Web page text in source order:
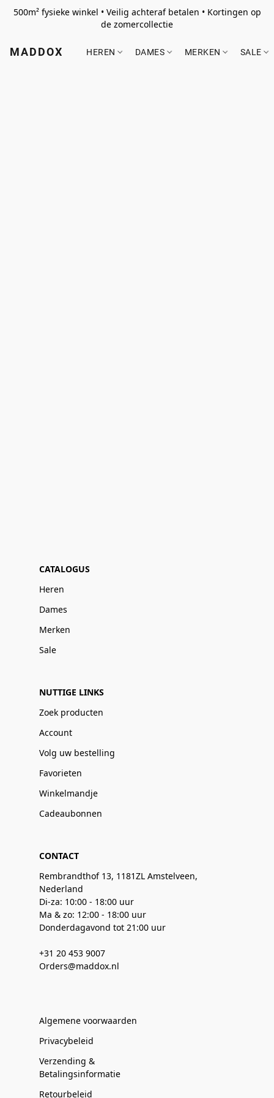
500m² fysieke winkel • Veilig achteraf betalen • Kortingen op
de zomercollectie
MADDOX HEREN DAMES MERKEN SALE
CATALOGUS
Heren
Dames
Merken
Sale
NUTTIGE LINKS
Zoek producten
Account
Volg uw bestelling
Favorieten
Winkelmandje
Cadeaubonnen
CONTACT
Rembrandthof 13, 1181ZL Amstelveen,
Nederland
Di-za: 10:00 - 18:00 uur
Ma & zo: 12:00 - 18:00 uur
Donderdagavond tot 21:00 uur
+31 20 453 9007
Orders@maddox.nl
Algemene voorwaarden
Privacybeleid
Verzending &
Betalingsinformatie
Retourbeleid